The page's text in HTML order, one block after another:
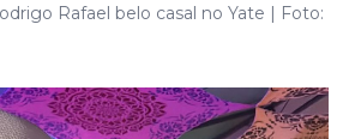
Rafael belo casal no Yate | Foto: